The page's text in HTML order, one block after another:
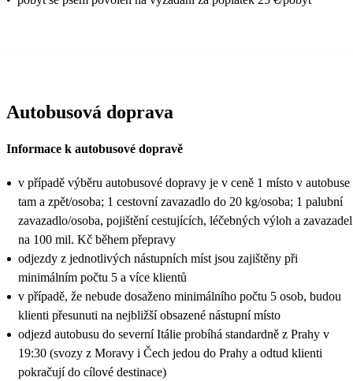
Autobusová doprava
Informace k autobusové dopravě
v případě výběru autobusové dopravy je v ceně 1 místo v autobuse
tam a zpět/osoba; 1 cestovní zavazadlo do 20 kg/osoba; 1 palubní
zavazadlo/osoba, pojištění cestujících, léčebných výloh a zavazadel
na 100 mil. Kč během přepravy
odjezdy z jednotlivých nástupních míst jsou zajištěny při
minimálním počtu 5 a více klientů
v případě, že nebude dosaženo minimálního počtu 5 osob, budou
klienti přesunuti na nejbližší obsazené nástupní místo
odjezd autobusu do severní Itálie probíhá standardně z Prahy v
19:30 (svozy z Moravy i Čech jedou do Prahy a odtud klienti
pokračují do cílové destinace)